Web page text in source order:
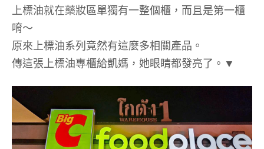
上標油就在藥妝區單獨有一整個櫃，而且是第一櫃
唷～
原來上標油系列竟然有這麼多相關產品。
傳這張上標油專櫃給凱媽，她眼睛都發亮了。▼